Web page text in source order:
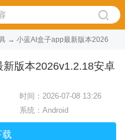
→ 小蓝AI盒子app最新版本2026
版本2026v1.2.18安卓
时间：2026-07-08 13:26
系统：Android
载